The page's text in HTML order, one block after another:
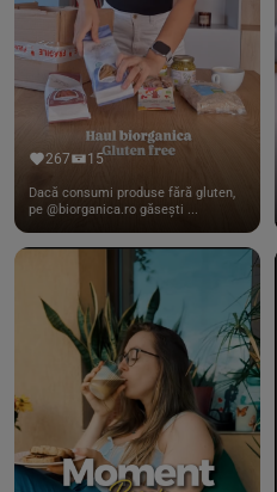
267 15
Dacă consumi produse fără gluten,
pe @biorganica.ro găsești ...